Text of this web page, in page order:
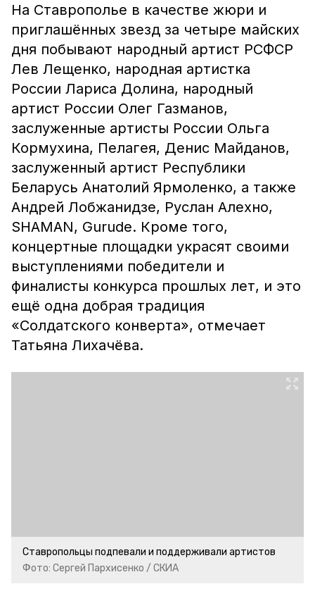
На Ставрополье в качестве жюри и
приглашённых звезд за четыре майских
дня побывают народный артист РСФСР
Лев Лещенко, народная артистка
России Лариса Долина, народный
артист России Олег Газманов,
заслуженные артисты России Ольга
Кормухина, Пелагея, Денис Майданов,
заслуженный артист Республики
Беларусь Анатолий Ярмоленко, а также
Андрей Лобжанидзе, Руслан Алехно,
SHAMAN, Gurude. Кроме того,
концертные площадки украсят своими
выступлениями победители и
финалисты конкурса прошлых лет, и это
ещё одна добрая традиция
«Солдатского конверта», отмечает
Татьяна Лихачёва.
Ставропольцы подпевали и поддерживали артистов
Фото: Сергей Пархисенко / СКИА